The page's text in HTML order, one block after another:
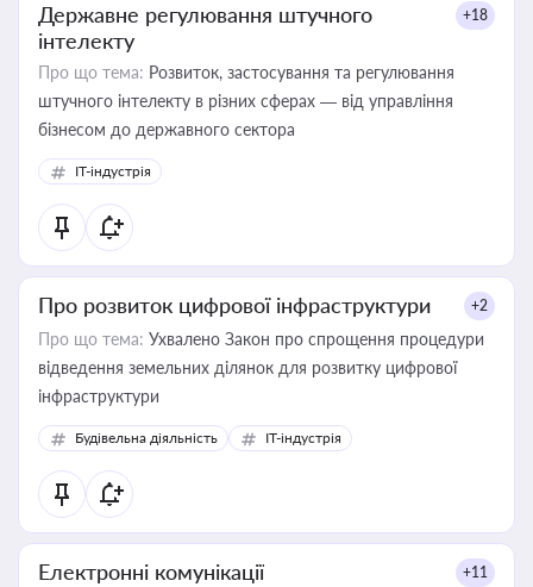
Державне регулювання штучного
інтелекту
+18
Про що тема: Розвиток, застосування та регулювання
штучного інтелекту в різних сферах — від управління
бізнесом до державного сектора
IT-індустрія
Про розвиток цифрової інфраструктури +2
Про що тема: Ухвалено Закон про спрощення процедури
відведення земельних ділянок для розвитку цифрової
інфраструктури
Будівельна діяльність IT-індустрія
Електронні комунікації +11